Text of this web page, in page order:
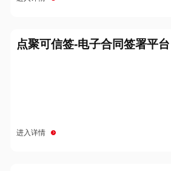
点聚可信签-电子合同签署平台
进入详情